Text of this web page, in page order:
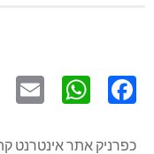
כפרניק אתר אינטרנט